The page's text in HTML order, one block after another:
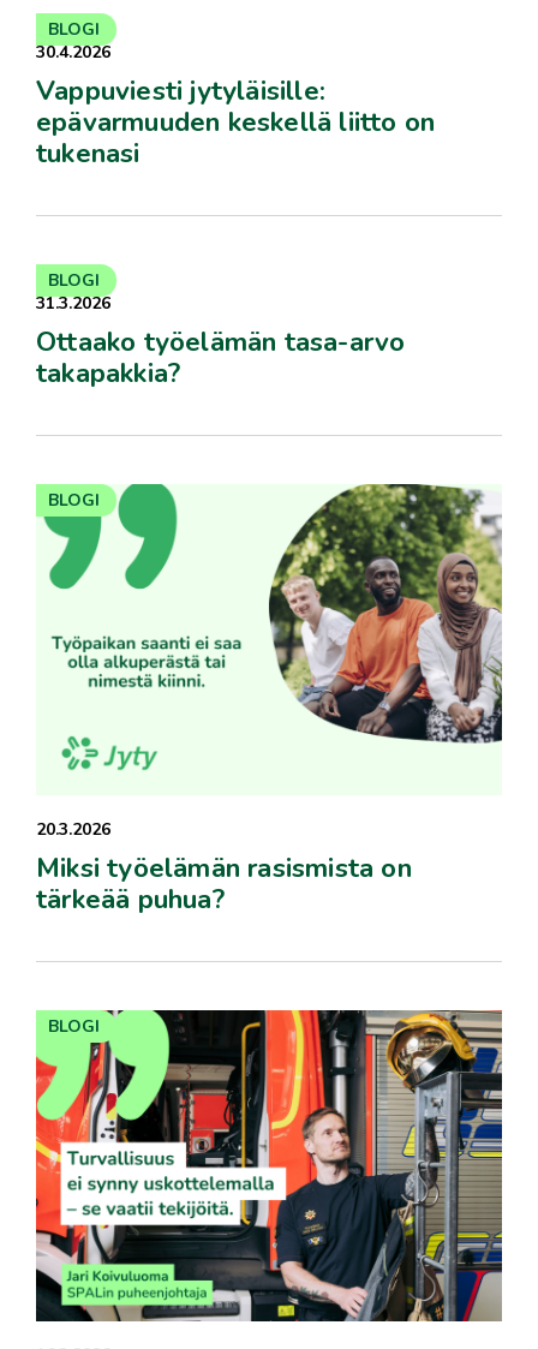
30.4.2026
Vappuviesti jytyläisille:
epävarmuuden keskellä liitto on
tukenasi
BLOGI
31.3.2026
Ottaako työelämän tasa-arvo
takapakkia?
BLOGI
20.3.2026
Miksi työelämän rasismista on
tärkeää puhua?
BLOGI
BLOGI